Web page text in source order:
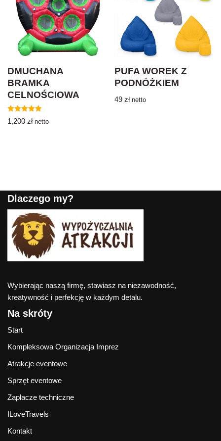
DMUCHANA
BRAMKA
CELNOŚCIOWA
Oceniono
5.00
1,200 zł netto
PUFA WOREK Z
PODNÓŻKIEM
49zł netto
Dlaczego my?
Wybierając naszą firmę, stawiasz na niezawodność,
kreatywność i perfekcję w każdym detalu.
Na skróty
Start
Kompleksowa Organizacja Imprez
Atrakcje eventowe
Sprzęt eventowe
Zaplacze techniczne
ILoveTravels
Kontakt